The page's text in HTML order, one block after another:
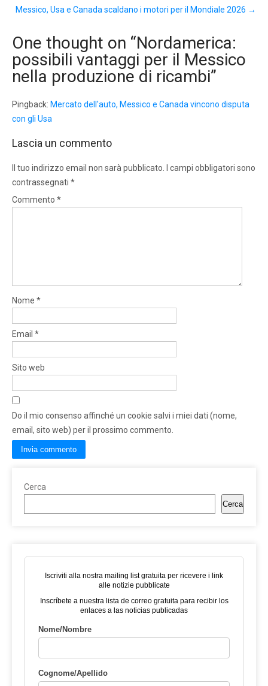
Messico, Usa e Canada scaldano i motori per il Mondiale 2026 →
One thought on “Nordamerica:
possibili vantaggi per il Messico
nella produzione di ricambi”
Pingback: Mercato dell'auto, Messico e Canada vincono disputa
con gli Usa
Lascia un commento
Il tuo indirizzo email non sarà pubblicato.
I campi obbligatori sono
contrassegnati *
Commento *
Nome *
Email *
Sito web
Do il mio consenso affinché un cookie salvi i miei dati (nome,
email, sito web) per il prossimo commento.
Cerca
Cerca
Iscriviti alla nostra mailing list gratuita per ricevere i link
alle notizie pubblicate
Inscríbete a nuestra lista de correo gratuita para recibir los
enlaces a las noticias publicadas
Nome/Nombre
Cognome/Apellido